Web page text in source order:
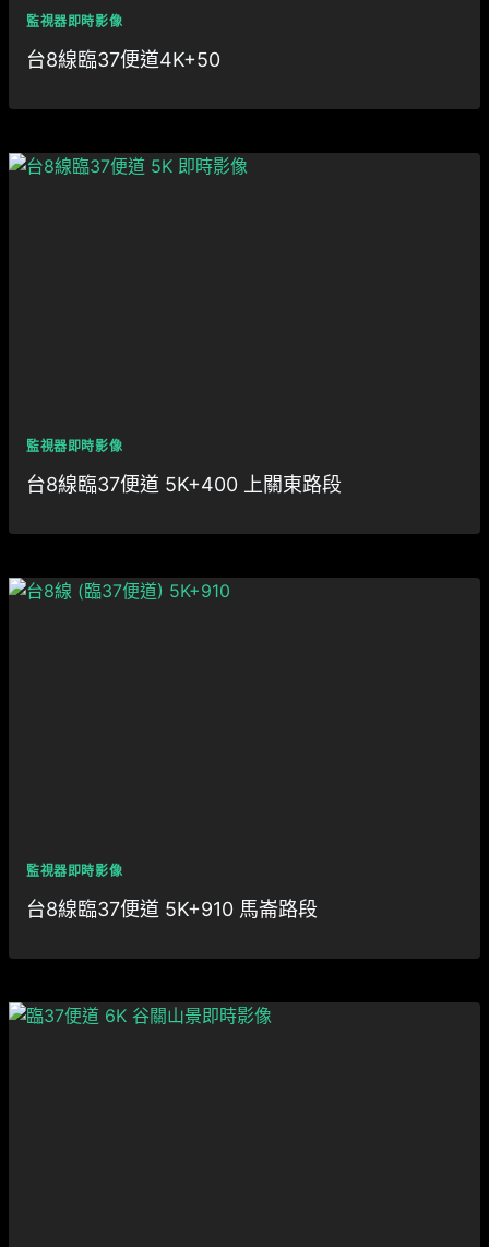
監視器即時影像
台8線臨37便道4K+50
監視器即時影像
台8線臨37便道 5K+400 上關東路段
監視器即時影像
台8線臨37便道 5K+910 馬崙路段